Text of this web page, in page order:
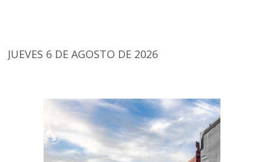
JUEVES 6 DE AGOSTO DE 2026